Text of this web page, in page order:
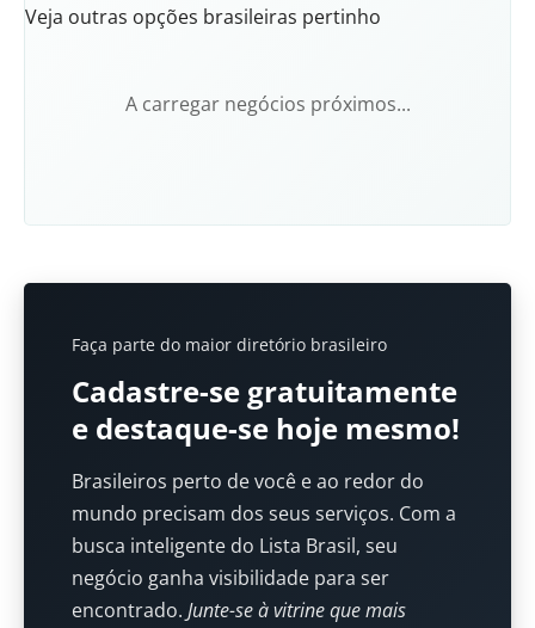
Veja outras opções brasileiras pertinho
A carregar negócios próximos...
Faça parte do maior diretório brasileiro
Cadastre-se gratuitamente
e destaque-se hoje mesmo!
Brasileiros perto de você e ao redor do
mundo precisam dos seus serviços. Com a
busca inteligente do Lista Brasil, seu
negócio ganha visibilidade para ser
encontrado. Junte-se à vitrine que mais